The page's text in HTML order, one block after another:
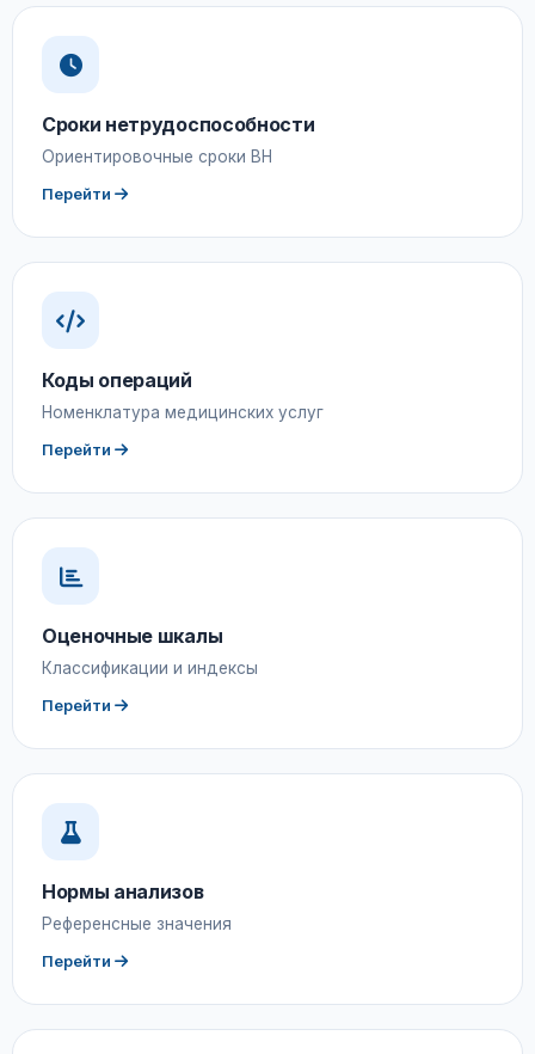
Сроки нетрудоспособности
Ориентировочные сроки ВН
Перейти
Коды операций
Номенклатура медицинских услуг
Перейти
Оценочные шкалы
Классификации и индексы
Перейти
Нормы анализов
Референсные значения
Перейти